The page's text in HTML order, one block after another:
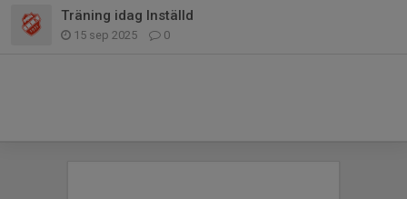
Träning idag Inställd
15 sep 2025 0